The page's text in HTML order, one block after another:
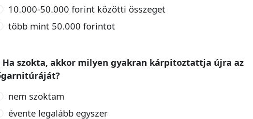
10.000-50.000 forint közötti összeget
több mint 50.000 forintot
Ha szokta, akkor milyen gyakran kárpitoztattja újra az
nem szoktam
évente legalább egyszer